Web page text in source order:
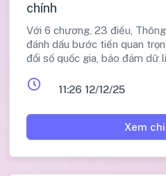
chính
Với 6 chương, 23 điều,
đánh dấu bước tiến quan
đổi số quốc gia, bảo đảm dữ
cầu người dân, doanh nghiệp
11:26 12/12/25
Xem